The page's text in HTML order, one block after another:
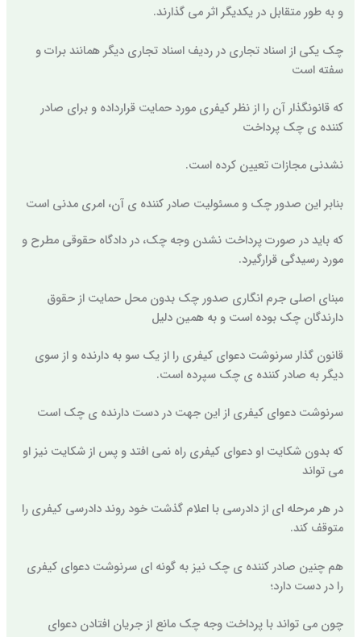
و به طور متقابل در یکدیگر اثر می گذارند.
چک یکی از اسناد تجاری در ردیف اسناد تجاری دیگر همانند برات و
سفته است
که قانونگذار آن را از نظر کیفری مورد حمایت قرارداده و برای صادر
کننده ی چک پرداخت
نشدنی مجازات تعیین کرده است.
بنابر این صدور چک و مسئولیت صادر کننده ی آن، امری مدنی است
که باید در صورت پرداخت نشدن وجه چک، در دادگاه حقوقی مطرح و
مورد رسیدگی قرارگیرد.
مبنای اصلی جرم انگاری صدور چک بدون محل حمایت از حقوق
دارندگان چک بوده است و به همین دلیل
قانون گذار سرنوشت دعوای کیفری را از یک سو به دارنده و از سوی
دیگر به صادر کننده ی چک سپرده است.
سرنوشت دعوای کیفری از این جهت در دست دارنده ی چک است
که بدون شکایت او دعوای کیفری راه نمی افتد و پس از شکایت نیز او
می تواند
در هر مرحله ای از دادرسی با اعلام گذشت خود روند دادرسی کیفری را
متوقف کند.
هم چنین صادر کننده ی چک نیز به گونه ای سرنوشت دعوای کیفری
را در دست دارد؛
چون می تواند با پرداخت وجه چک مانع از جریان افتادن دعوای